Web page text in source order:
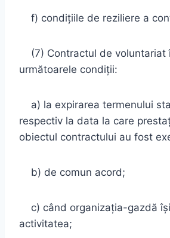
f) condiţiile de reziliere a
(7) Contractul de voluntariat
următoarele condiţii:
a) la expirarea termenului
respectiv la data la care
obiectul contractului au fost
b) de comun acord;
c) când organizaţia-gazdă
activitatea;